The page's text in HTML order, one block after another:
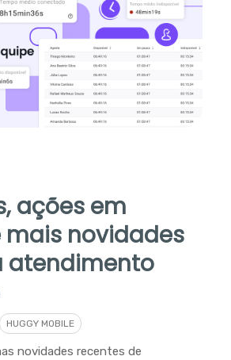
ações em
mais novidades
atendimento
HUGGY MOBILE
novidades recentes de